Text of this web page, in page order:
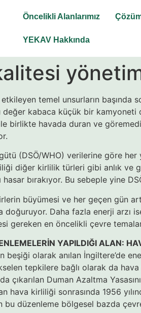
Öncelikli Alanlarımız
YEKAV Hakkında
temel unsurların başında
değer kabaca küçük bir
birlikte havada duran ve
(DSÖ/WHO) verilerine göre
diğer kirlilik türleri gibi anlık ve
hasar bırakıyor. Bu sebeple yine
büyümesi ve her geçen gün
doğuruyor. Daha fazla enerji arzı
gereken en öncelikli çevre
YAPILDIĞI ALAN:
beşiği olarak anılan İngiltere’de
tepkilere bağlı olarak da
çıkarılan Duman Azaltma
hava kirliliği sonrasında 1956
bu düzenleme bölgesel bazda